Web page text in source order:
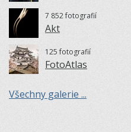
7 852 fotografií
Akt
125 fotografií
FotoAtlas
Všechny galerie ...